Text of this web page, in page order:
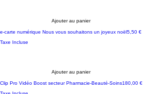
Ajouter au panier
Personnalisable
e-carte numérique Nous vous souhaitons un joyeux noëlPrix
5,50 €
Taxe Incluse
Ajouter au panier
Personnalisable
Clip Pro Vidéo Boost secteur Pharmacie-Beauté-SoinsPrix
180,00 €